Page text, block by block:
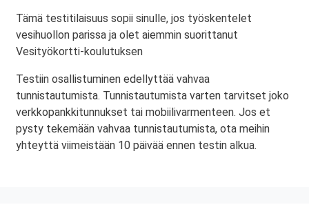
Tämä testitilaisuus sopii sinulle, jos työskentelet
vesihuollon parissa ja olet aiemmin suorittanut
Vesityökortti-koulutuksen
Testiin osallistuminen edellyttää vahvaa
tunnistautumista. Tunnistautumista varten tarvitset joko
verkkopankkitunnukset tai mobiilivarmenteen. Jos et
pysty tekemään vahvaa tunnistautumista, ota meihin
yhteyttä viimeistään 10 päivää ennen testin alkua.